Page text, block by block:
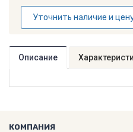
Уточнить наличие и
Описание
КОМПАНИЯ